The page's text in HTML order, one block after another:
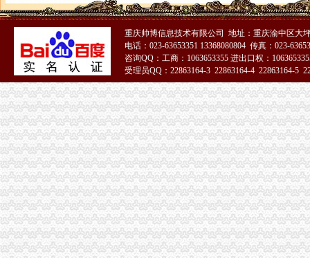
恒天天鹅股份有限公司关于控股股东拟协议转让公司部分股份公开征
普陀区小公司代理记账费用-商务-十堰网
合肥政务区财务代账代理流程-商务服务-互动百科
桐君阁：关于召开公司2013年年度股东大会的通知（2014-03-15）_太
益民基金管理有限公司益民信用增利纯一年定期开放券型证券投
南京雨花台区专业代账会计注册公司流程_【会计服务】
2010年重庆城市交通开发投资（集团）有限公司公司券募集说明书_
充值卡联通100厂家_充值卡联通100公司-阿里巴巴公司黄页
金融及其他服务业岗位需求-两江新区官网
[公告]17渝信Y1：同方国信投资控股有限公司公开发行2017年可续期公
三峡水利：2016年年度报告（2017-03-25）_三峡水利（）个
东西湖代账公司流程及费用-中介代理-番禺社区网
恒天天鹅股份有限公司关于控股股东拟协议转让公司部分股份公开征
重庆联合产权交易所项目公告专栏-搜狐滚动
[中报]西南证券：2010年半年度报告-[中财网]
博时安恒18个月定开：更新招募说明书（2017年第2号）
渝万囤0518号趸船一艘拍卖-渝中区设备物资拍卖公告-众拍网
会计代理-重庆亿源财税
重庆帅博信息技术有限公司 地址：重庆渝中区大
电话：023-63653351 13368080804 传真：023-
咨询QQ：工商：1063653355 进出口权：
受理员QQ：22863164-3 22863164-4 22863164-5
51La